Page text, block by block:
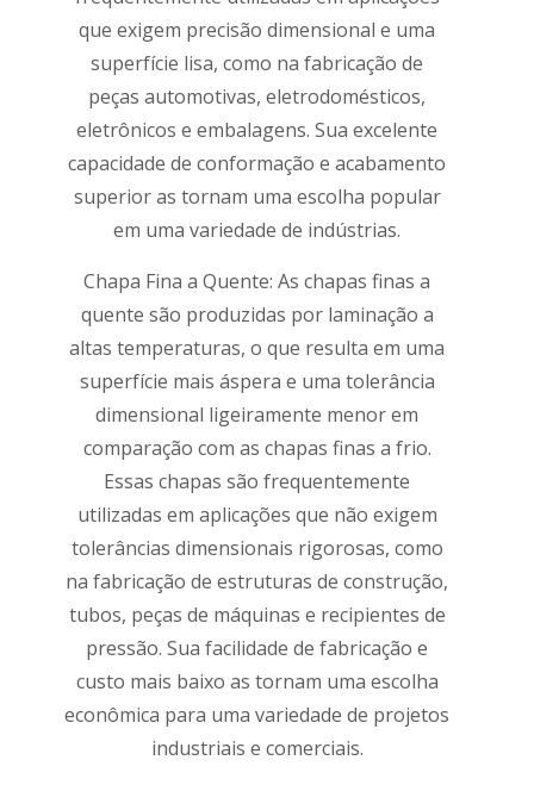
que exigem precisão dimensional e uma
superfície lisa, como na fabricação de
peças automotivas, eletrodomésticos,
eletrônicos e embalagens. Sua excelente
capacidade de conformação e acabamento
superior as tornam uma escolha popular
em uma variedade de indústrias.
Chapa Fina a Quente: As chapas finas a
quente são produzidas por laminação a
altas temperaturas, o que resulta em uma
superfície mais áspera e uma tolerância
dimensional ligeiramente menor em
comparação com as chapas finas a frio.
Essas chapas são frequentemente
utilizadas em aplicações que não exigem
tolerâncias dimensionais rigorosas, como
na fabricação de estruturas de construção,
tubos, peças de máquinas e recipientes de
pressão. Sua facilidade de fabricação e
custo mais baixo as tornam uma escolha
econômica para uma variedade de projetos
industriais e comerciais.